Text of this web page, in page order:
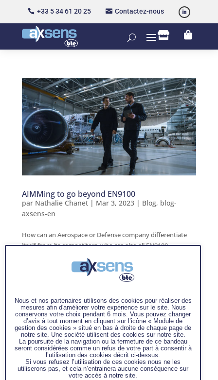
 +33 5 34 61 20 25  Contactez-nous
 
AIMMing to go beyond EN9100
par Nathalie Chanet| Mar 3, 2023| Blog, blog-
axsens-en
How can an Aerospace or Defense company differentiate
itself from its competitors, who are also all EN9100
certified? How can it improve the quality of its products and
services, as well as its industrial performance? How can it
develop and embed a real culture of...
Nous et nos partenaires utilisons des cookies pour réaliser des
mesures afin d'améliorer votre expérience sur le site. Nous
conservons votre choix pendant 6 mois. Vous pouvez changer
d’avis à tout moment en cliquant sur l’icône « Module de
gestion des cookies » situé en bas à droite de chaque page de
notre site. Une société utilisent des cookies sur notre site.
La poursuite de la navigation ou la fermeture de ce bandeau
seront considérées comme un refus de votre part à consentir à
l’utilisation des cookies décrit ci-dessus.
Si vous refusez l’utilisation de ces cookies nous ne les
utiliserons pas, et cela n’entrainera aucune conséquence sur
votre accès à notre site.